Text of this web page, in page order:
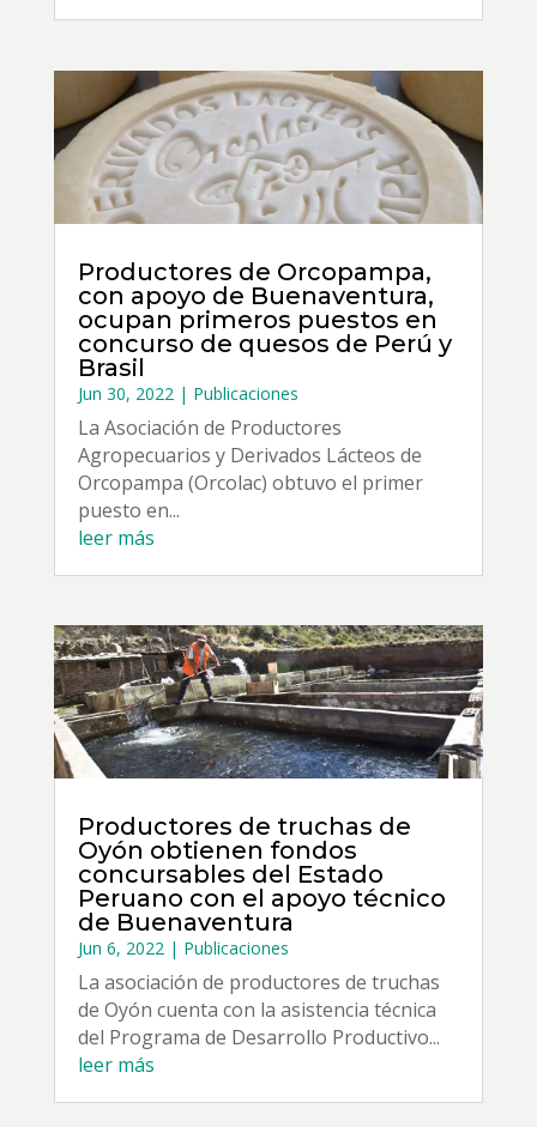
Productores de Orcopampa,
con apoyo de Buenaventura,
ocupan primeros puestos en
concurso de quesos de Perú y
Brasil
Jun 30, 2022| Publicaciones
La Asociación de Productores
Agropecuarios y Derivados Lácteos de
Orcopampa (Orcolac) obtuvo el primer
puesto en...
leer más
Productores de truchas de
Oyón obtienen fondos
concursables del Estado
Peruano con el apoyo técnico
de Buenaventura
Jun 6, 2022| Publicaciones
La asociación de productores de truchas
de Oyón cuenta con la asistencia técnica
del Programa de Desarrollo Productivo...
leer más